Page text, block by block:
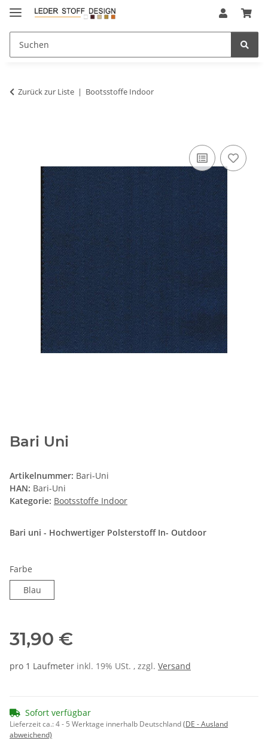
Zurück zur Liste Bootsstoffe Indoor
Bari Uni
Artikelnummer: Bari-Uni
HAN: Bari-Uni
Kategorie: Bootsstoffe Indoor
Bari uni - Hochwertiger Polsterstoff In- Outdoor
Farbe
BlauBlau
31,90 €
pro 1 Laufmeter inkl. 19% USt. , zzgl. Versand
Sofort verfügbar
Lieferzeit ca.:4 - 5 Werktage innerhalb Deutschland(DE - Ausland
abweichend)